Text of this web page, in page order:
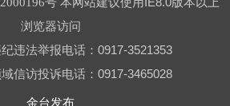
浏览器访问
违法举报电话：0917-3521353
信访投诉电话：0917-3465028
金台发布